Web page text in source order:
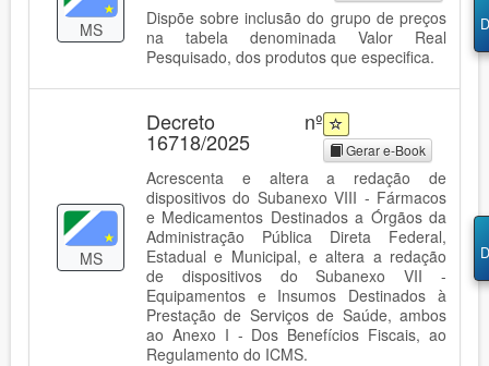
MS
Dispõe sobre inclusão do grupo de preços
na tabela denominada Valor Real
Pesquisado, dos produtos que especifica.
MS
Decreto nº
16718/2025 Gerar e-Book
Acrescenta e altera a redação de
dispositivos do Subanexo VIII - Fármacos
e Medicamentos Destinados a Órgãos da
Administração Pública Direta Federal,
Estadual e Municipal, e altera a redação
de dispositivos do Subanexo VII -
Equipamentos e Insumos Destinados à
Prestação de Serviços de Saúde, ambos
ao Anexo I - Dos Benefícios Fiscais, ao
Regulamento do ICMS.